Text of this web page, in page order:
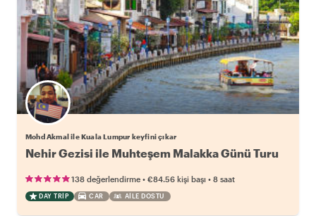
Mohd Akmal ile Kuala Lumpur keyfini çıkar
Nehir Gezisi ile Muhteşem Malakka Günü Turu
138 değerlendirme • €84.56 kişi başı • 8 saat
DAY TRIP CAR AILE DOSTU